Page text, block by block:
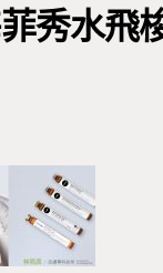
秀水飛